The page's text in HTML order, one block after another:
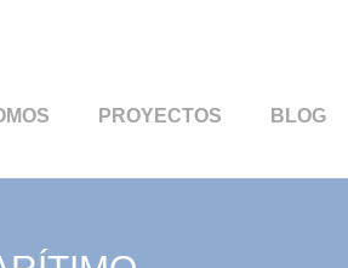
PROYECTOS BLOG